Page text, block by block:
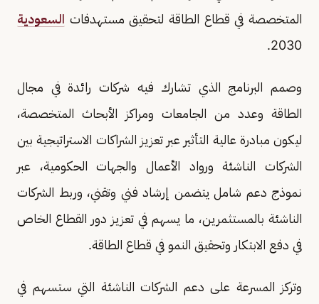
المتخصصة في قطاع الطاقة لتحقيق مستهدفات السعودية
2030.
وصمم البرنامج الذي تشارك فيه شركات رائدة في مجال
الطاقة وعدد من الجامعات ومراكز الأبحاث المتخصصة،
ليكون مبادرة عالية التأثير عبر تعزيز الشراكات الاستراتيجية بين
الشركات الناشئة ورواد الأعمال والجهات الحكومية، عبر
نموذج دعم شامل يتضمن إرشاد فني وتقني، وربط الشركات
الناشئة بالمستثمرين، ما يسهم في تعزيز دور القطاع الخاص
في دفع الابتكار وتحقيق النمو في قطاع الطاقة.
وتركز المسرعة على دعم الشركات الناشئة التي ستسهم في